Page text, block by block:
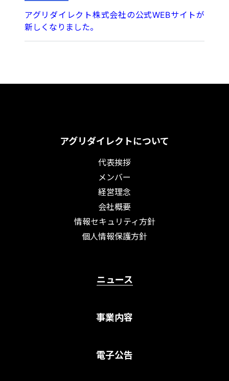
アグリダイレクト株式会社の公式WEBサイトが
新しくなりました。
アグリダイレクトについて
代表挨拶
メンバー
経営理念
会社概要
情報セキュリティ方針
個人情報保護方針
ニュース
事業内容
電子公告